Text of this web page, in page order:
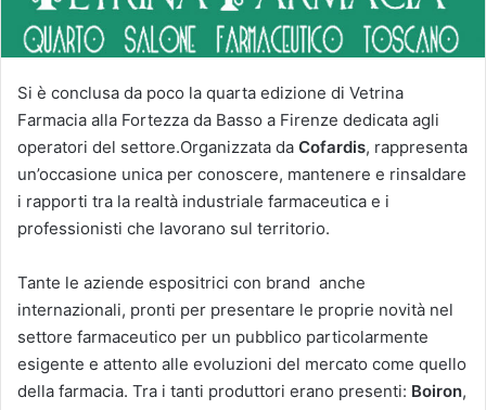
Si è conclusa da poco la quarta edizione di Vetrina
Farmacia alla Fortezza da Basso a Firenze dedicata agli
operatori del settore.Organizzata da Cofardis, rappresenta
un’occasione unica per conoscere, mantenere e rinsaldare
i rapporti tra la realtà industriale farmaceutica e i
professionisti che lavorano sul territorio.
Tante le aziende espositrici con brand anche
internazionali, pronti per presentare le proprie novità nel
settore farmaceutico per un pubblico particolarmente
esigente e attento alle evoluzioni del mercato come quello
della farmacia. Tra i tanti produttori erano presenti: Boiron,